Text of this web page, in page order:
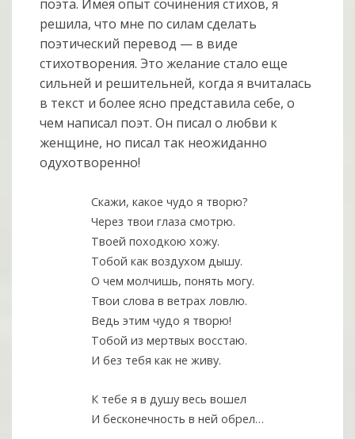
поэта. Имея опыт сочинения стихов, я
решила, что мне по силам сделать
поэтический перевод — в виде
стихотворения. Это желание стало еще
сильней и решительней, когда я вчиталась
в текст и более ясно представила себе, о
чем написал поэт. Он писал о любви к
женщине, но писал так неожиданно
одухотворенно!
Скажи, какое чудо я творю?
Через твои глаза смотрю.
Твоей походкою хожу.
Тобой как воздухом дышу.
О чем молчишь, понять могу.
Твои слова в ветрах ловлю.
Ведь этим чудо я творю!
Тобой из мертвых восстаю.
И без тебя как не живу.
К тебе я в душу весь вошел
И бесконечность в ней обрел…